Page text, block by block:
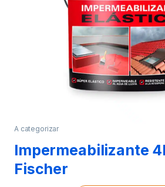
A categorizar
Impermeabilizante
Fischer